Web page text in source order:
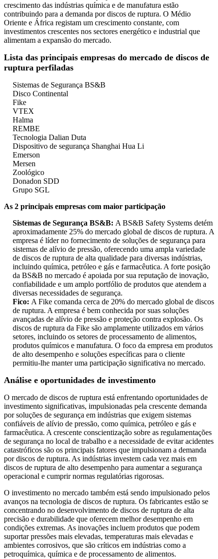
crescimento das indústrias química e de manufatura estão
contribuindo para a demanda por discos de ruptura. O Médio
Oriente e África registam um crescimento constante, com
investimentos crescentes nos sectores energético e industrial que
alimentam a expansão do mercado.
Lista das principais empresas do mercado de discos de
ruptura perfiladas
Sistemas de Segurança BS&B
Disco Continental
Fike
VTEX
Halma
REMBE
Tecnologia Dalian Duta
Dispositivo de segurança Shanghai Hua Li
Emerson
Mersen
Zoológico
Donadon SDD
Grupo SGL
As 2 principais empresas com maior participação
Sistemas de Segurança BS&B: A BS&B Safety Systems detém
aproximadamente 25% do mercado global de discos de ruptura. A
empresa é líder no fornecimento de soluções de segurança para
sistemas de alívio de pressão, oferecendo uma ampla variedade
de discos de ruptura de alta qualidade para diversas indústrias,
incluindo química, petróleo e gás e farmacêutica. A forte posição
da BS&B no mercado é apoiada por sua reputação de inovação,
confiabilidade e um amplo portfólio de produtos que atendem a
diversas necessidades de segurança.
Fico: A Fike comanda cerca de 20% do mercado global de discos
de ruptura. A empresa é bem conhecida por suas soluções
avançadas de alívio de pressão e proteção contra explosão. Os
discos de ruptura da Fike são amplamente utilizados em vários
setores, incluindo os setores de processamento de alimentos,
produtos químicos e manufatura. O foco da empresa em produtos
de alto desempenho e soluções específicas para o cliente
permitiu-lhe manter uma participação significativa no mercado.
Análise e oportunidades de investimento
O mercado de discos de ruptura está enfrentando oportunidades de
investimento significativas, impulsionadas pela crescente demanda
por soluções de segurança em indústrias que exigem sistemas
confiáveis ​​de alívio de pressão, como química, petróleo e gás e
farmacêutica. A crescente conscientização sobre as regulamentações
de segurança no local de trabalho e a necessidade de evitar acidentes
catastróficos são os principais fatores que impulsionam a demanda
por discos de ruptura. As indústrias investem cada vez mais em
discos de ruptura de alto desempenho para aumentar a segurança
operacional e cumprir normas regulatórias rigorosas.
O investimento no mercado também está sendo impulsionado pelos
avanços na tecnologia de discos de ruptura. Os fabricantes estão se
concentrando no desenvolvimento de discos de ruptura de alta
precisão e durabilidade que oferecem melhor desempenho em
condições extremas. As inovações incluem produtos que podem
suportar pressões mais elevadas, temperaturas mais elevadas e
ambientes corrosivos, que são críticos em indústrias como a
petroquímica, química e de processamento de alimentos.